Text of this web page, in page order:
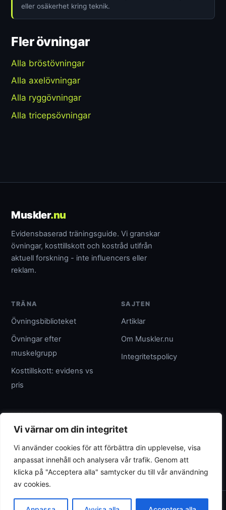
Vi värnar om din integritet
Vi använder cookies för att förbättra din upplevelse, visa
anpassat innehåll och analysera vår trafik. Genom att
klicka på "Acceptera alla" samtycker du till vår användning
av cookies.
eller osäkerhet kring teknik.
Fler övningar
Alla bröstövningar
Alla axelövningar
Alla ryggövningar
Alla tricepsövningar
Muskler.nu
Evidensbaserad träningsguide. Vi granskar
övningar, kosttillskott och kostråd utifrån
aktuell forskning - inte influencers eller
reklam.
TRÄNA
Övningsbiblioteket
Övningar efter
muskelgrupp
Kosttillskott: evidens vs
pris
SAJTEN
Artiklar
Om Muskler.nu
Integritetspolicy
UTGIVARE
Umpteenth Media
Org.nr 559183-3313
wave@umpteenth.media
© 2026 Muskler.nu